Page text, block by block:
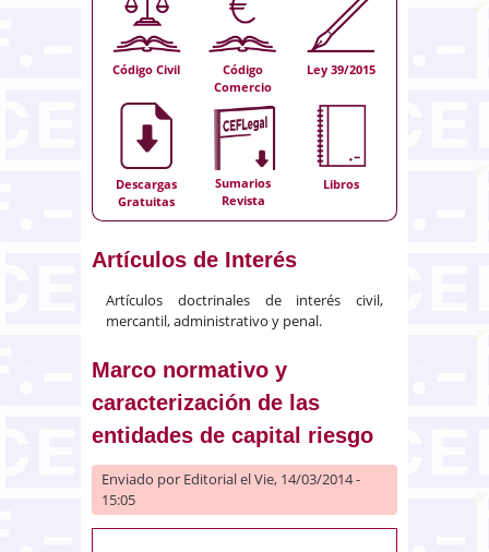
Código Civil
Código
Comercio
Ley 39/2015
Descargas
Gratuitas
Sumarios
Revista
Libros
Artículos de Interés
Artículos doctrinales de interés civil,
mercantil, administrativo y penal.
Marco normativo y
caracterización de las
entidades de capital riesgo
Enviado por Editorialel Vie, 14/03/2014 -
15:05